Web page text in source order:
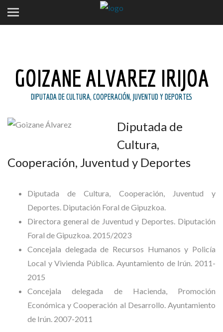
GOIZANE ALVAREZ IRIJOA
DIPUTADA DE CULTURA, COOPERACIÓN, JUVENTUD Y DEPORTES
Diputada de
Cultura,
Cooperación, Juventud y Deportes
Diputada de Cultura, Cooperación, Juventud y
Deportes. Diputación Foral de Gipuzkoa.
Directora general de Juventud y Deportes. Diputación
Foral de Gipuzkoa. 2015/2023
Concejala delegada de Recursos Humanos y Policía
Local y Vivienda Pública. Ayuntamiento de Irún. 2011-
2015
Concejala delegada de Hacienda, Promoción
Económica y Cooperación al Desarrollo. Ayuntamiento
de Irún. 2007-2011